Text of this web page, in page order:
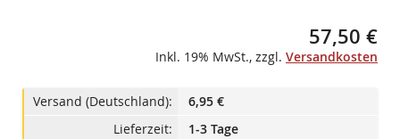
57,50 €
Inkl. 19% MwSt., zzgl. Versandkosten
Versand (Deutschland):
6,95 €
Lieferzeit:
1-3 Tage